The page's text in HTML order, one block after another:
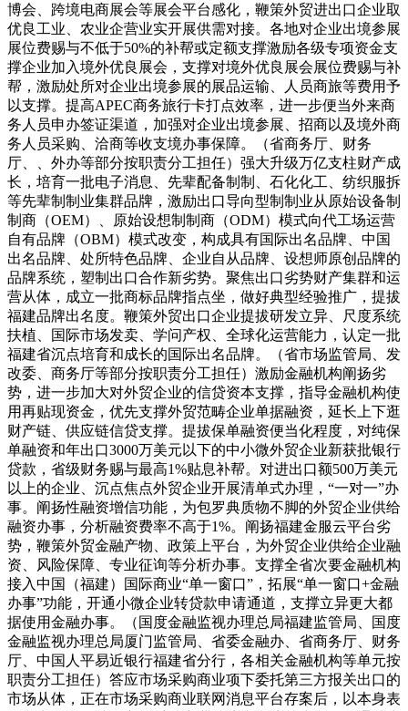
博会、跨境电商展会等展会平台感化，鞭策外贸进出口企业取
优良工业、农业企营业实开展供需对接。各地对企业出境参展
展位费赐与不低于50%的补帮或定额支撑激励各级专项资金支
撑企业加入境外优良展会，支撑对境外优良展会展位费赐与补
帮，激励处所对企业出境参展的展品运输、人员商旅等费用予
以支撑。提高APEC商务旅行卡打点效率，进一步便当外来商
务人员申办签证渠道，加强对企业出境参展、招商以及境外商
务人员采购、洽商等收支境办事保障。（省商务厅、财务
厅、、外办等部分按职责分工担任）强大升级万亿支柱财产成
长，培育一批电子消息、先辈配备制制、石化化工、纺织服拆
等先辈制制业集群品牌，激励出口导向型制制业从原始设备制
制商（OEM）、原始设想制制商（ODM）模式向代工场运营
自有品牌（OBM）模式改变，构成具有国际出名品牌、中国
出名品牌、处所特色品牌、企业自从品牌、设想师原创品牌的
品牌系统，塑制出口合作新劣势。聚焦出口劣势财产集群和运
营从体，成立一批商标品牌指点坐，做好典型经验推广，提拔
福建品牌出名度。鞭策外贸出口企业提拔研发立异、尺度系统
扶植、国际市场发卖、学问产权、全球化运营能力，认定一批
福建省沉点培育和成长的国际出名品牌。（省市场监管局、发
改委、商务厅等部分按职责分工担任）激励金融机构阐扬劣
势，进一步加大对外贸企业的信贷资本支撑，指导金融机构使
用再贴现资金，优先支撑外贸范畴企业单据融资，延长上下逛
财产链、供应链信贷支撑。提拔保单融资便当化程度，对纯保
单融资和年出口3000万美元以下的中小微外贸企业新获批银行
贷款，省级财务赐与最高1%贴息补帮。对进出口额500万美元
以上的企业、沉点焦点外贸企业开展清单式办理，“一对一”办
事。阐扬性融资增信功能，为包罗典质物不脚的外贸企业供给
融资办事，分析融资费率不高于1%。阐扬福建金服云平台劣
势，鞭策外贸金融产物、政策上平台，为外贸企业供给企业融
资、风险保障、专业征询等分析办事。支撑全省次要金融机构
接入中国（福建）国际商业“单一窗口”，拓展“单一窗口+金融
办事”功能，开通小微企业转贷款申请通道，支撑立异更大都
据使用金融办事。（国度金融监视办理总局福建监管局、国度
金融监视办理总局厦门监管局、省委金融办、省商务厅、财务
厅、中国人平易近银行福建省分行，各相关金融机构等单元按
职责分工担任）答应市场采购商业项下委托第三方报关出口的
市场从体，正在市场采购商业联网消息平台存案后，以本身表